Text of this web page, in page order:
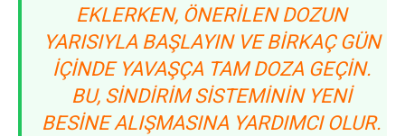
EKLERKEN, ÖNERILEN DOZUN
YARISIYLA BAŞLAYIN VE BIRKAÇ GÜN
IÇINDE YAVAŞÇA TAM DOZA GEÇIN.
BU, SINDIRIM SISTEMININ YENI
BESINE ALIŞMASINA YARDIMCI OLUR.